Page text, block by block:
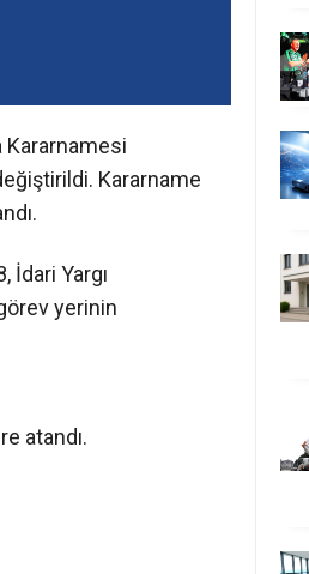
Kararname
İdari Yargı
yerinin
atandı.